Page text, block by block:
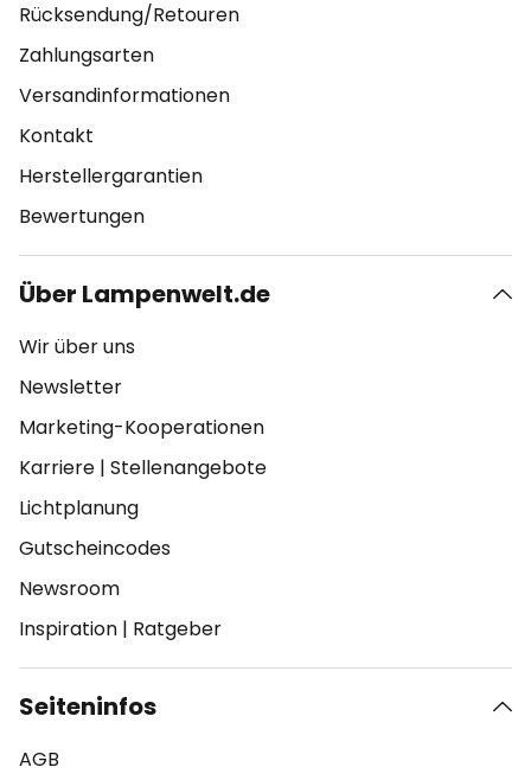
Rücksendung/Retouren
Zahlungsarten
Versandinformationen
Kontakt
Herstellergarantien
Bewertungen
Über Lampenwelt.de
Wir über uns
Newsletter
Marketing-Kooperationen
Karriere | Stellenangebote
Lichtplanung
Gutscheincodes
Newsroom
Inspiration | Ratgeber
Seiteninfos
AGB